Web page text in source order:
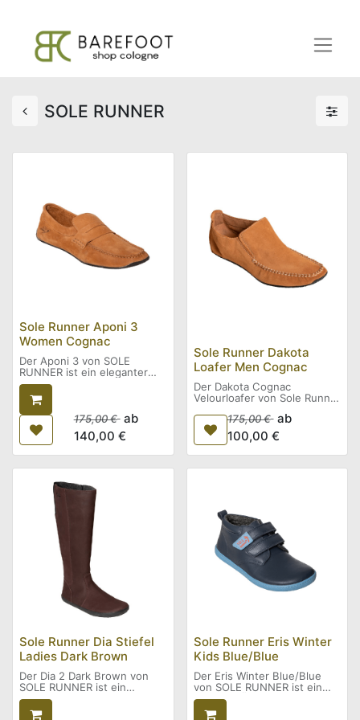
SOLE RUNNER
Sole Runner Aponi 3
Women Cognac
Der Aponi 3 von SOLE
RUNNER ist ein eleganter
Barfußschuh‑Mokassin aus
besonders weichem
Leder, das sich wie eine
zweite Haut an den Fuß
anpasst.
Die ultradünne Sohle erlaubt
ihn ideal für Büro, Alltag und
Freizeit macht.
175,00€ ab
140,00 €
Sole Runner Dakota
Loafer Men Cognac
Der Dakota Cognac
Velourloafer von Sole Runner
hochwertigen Nubuk-/
Veloursleder-Obermaterial in
warmem Cognac-Ton und
dem authentischen Barfuß-
während die großzügige
Zehenbox und die
anatomisch günstige
Passform die natürliche
Fußbewegung unterstützen
– ideal
für Alltag, Freizeit und
entspannte Looks.
175,00€ ab
100,00 €
Sole Runner Dia Stiefel
Ladies Dark Brown
Der Dia 2 Dark Brown von
SOLE RUNNER ist ein
hochwertiger Winter-
Barfußstiefel aus
Sole Runner Eris Winter
Kids Blue/Blue
Der Eris Winter Blue/Blue
von SOLE RUNNER ist ein
robuster Übergangs- und
Winter-Barfußschuh für